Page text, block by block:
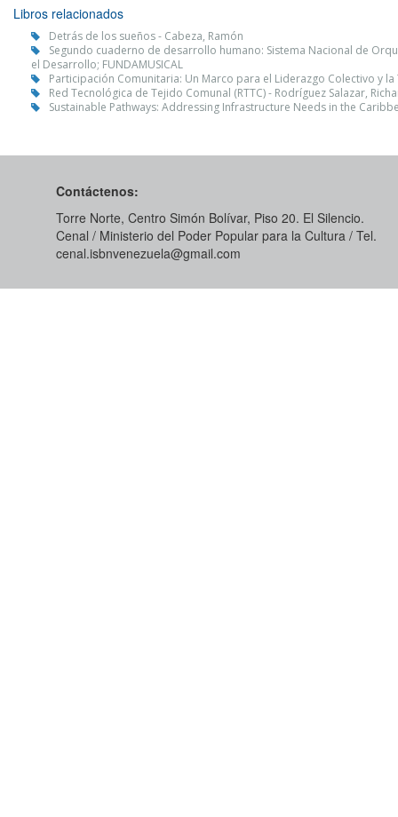
Libros relacionados
Detrás de los sueños - Cabeza, Ramón
Segundo cuaderno de desarrollo humano: Sistema Nacional de
el Desarrollo; FUNDAMUSICAL
Participación Comunitaria: Un Marco para el Liderazgo Colectivo y
Red Tecnológica de Tejido Comunal (RTTC) - Rodríguez Salazar,
Sustainable Pathways: Addressing Infrastructure Needs in the
Contáctenos:
Torre Norte, Centro Simón Bolívar, Piso 20. El Silencio.
Cenal / Ministerio del Poder Popular para la Cultura / Tel.
cenal.isbnvenezuela@gmail.com